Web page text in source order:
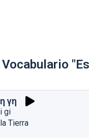
Vocabulario
η γη
i gi
la Tierra